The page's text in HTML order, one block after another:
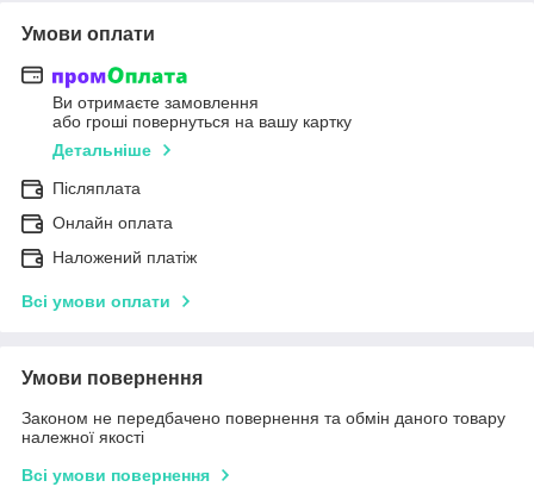
Умови оплати
Ви отримаєте замовлення
або гроші повернуться на вашу картку
Детальніше
Післяплата
Онлайн оплата
Наложений платіж
Всі умови оплати
Умови повернення
Законом не передбачено повернення та обмін даного товару
належної якості
Всі умови повернення